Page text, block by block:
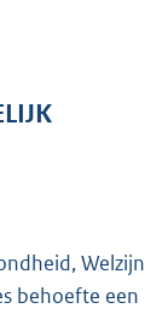
Welzijn
behoefte een